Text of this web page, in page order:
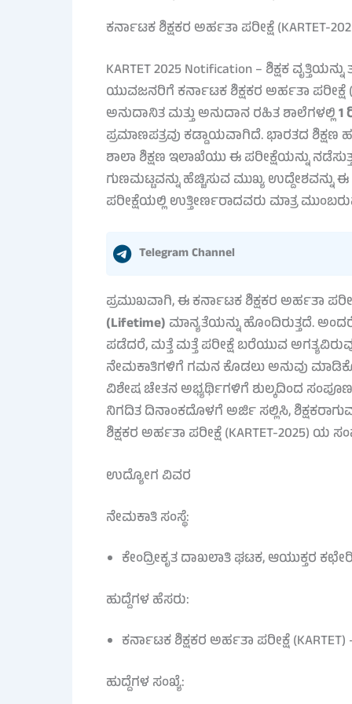
ಕರ್ನಾಟಕ ಶಿಕ್ಷಕರ ಅರ್ಹತಾ ಪರೀಕ್ಷೆ (KARTET-
KARTET 2025 Notification – ಶಿಕ್ಷಕ
ಯುವಜನರಿಗೆ ಕರ್ನಾಟಕ ಶಿಕ್ಷಕರ ಅರ್ಹತಾ ಪರೀಕ್ಷೆ
ಅನುದಾನಿತ ಮತ್ತು ಅನುದಾನ ರಹಿತ ಶಾಲೆಗಳಲ್ಲಿ1
ಪ್ರಮಾಣಪತ್ರವು ಕಡ್ಡಾಯವಾಗಿದೆ. ಭಾರತದ
ಶಾಲಾ ಶಿಕ್ಷಣ ಇಲಾಖೆಯು ಈ ಪರೀಕ್ಷೆಯನ್ನು
ಗುಣಮಟ್ಟವನ್ನು ಹೆಚ್ಚಿಸುವ ಮುಖ್ಯ ಉದ್ದೇಶವನ್ನು
ಪರೀಕ್ಷೆಯಲ್ಲಿ ಉತ್ತೀರ್ಣರಾದವರು ಮಾತ್ರ
Telegram Channel
ಪ್ರಮುಖವಾಗಿ, ಈ ಕರ್ನಾಟಕ ಶಿಕ್ಷಕರ ಅರ್ಹತಾ
(Lifetime) ಮಾನ್ಯತೆಯನ್ನು ಹೊಂದಿರುತ್ತದೆ.
ಪಡೆದರೆ, ಮತ್ತೆ ಮತ್ತೆ ಪರೀಕ್ಷೆ ಬರೆಯುವ
ನೇಮಕಾತಿಗಳಿಗೆ ಗಮನ ಕೊಡಲು ಅನುವು
ವಿಶೇಷ ಚೇತನ ಅಭ್ಯರ್ಥಿಗಳಿಗೆ ಶುಲ್ಕದಿಂದ
ನಿಗದಿತ ದಿನಾಂಕದೊಳಗೆ ಅರ್ಜಿ ಸಲ್ಲಿಸಿ,
ಶಿಕ್ಷಕರ ಅರ್ಹತಾ ಪರೀಕ್ಷೆ (KARTET-2025) ಯ
ಉದ್ಯೋಗ ವಿವರ
ನೇಮಕಾತಿ ಸಂಸ್ಥೆ:
ಕೇಂದ್ರೀಕೃತ ದಾಖಲಾತಿ ಘಟಕ, ಆಯುಕ್ತರ
ಹುದ್ದೆಗಳ ಹೆಸರು:
ಕರ್ನಾಟಕ ಶಿಕ್ಷಕರ ಅರ್ಹತಾ ಪರೀಕ್ಷೆ (KARTET)
ಹುದ್ದೆಗಳ ಸಂಖ್ಯೆ: